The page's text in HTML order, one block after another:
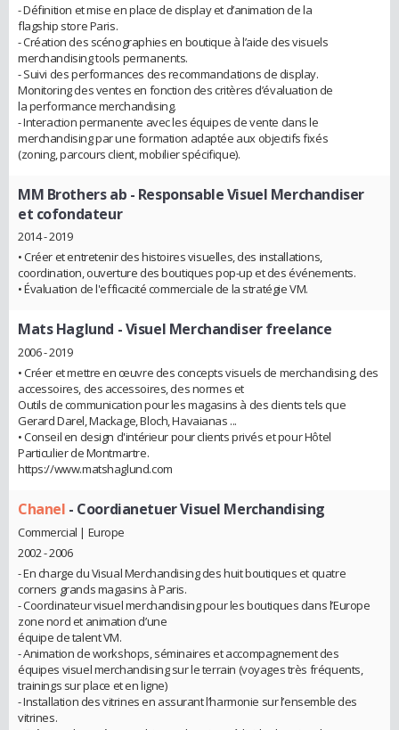
- Définition et mise en place de display et d’animation de la
flagship store Paris.
- Création des scénographies en boutique à l’aide des visuels
merchandising tools permanents.
- Suivi des performances des recommandations de display.
Monitoring des ventes en fonction des critères d’évaluation de
la performance merchandising.
- Interaction permanente avec les équipes de vente dans le
merchandising par une formation adaptée aux objectifs fixés
(zoning, parcours client, mobilier spécifique).
MM Brothers ab - Responsable Visuel Merchandiser
et cofondateur
2014 - 2019
• Créer et entretenir des histoires visuelles, des installations,
coordination, ouverture des boutiques pop-up et des événements.
• Évaluation de l'efficacité commerciale de la stratégie VM.
Mats Haglund - Visuel Merchandiser freelance
2006 - 2019
• Créer et mettre en œuvre des concepts visuels de merchandising, des
accessoires, des accessoires, des normes et
Outils de communication pour les magasins à des clients tels que
Gerard Darel, Mackage, Bloch, Havaianas ...
• Conseil en design d'intérieur pour clients privés et pour Hôtel
Particulier de Montmartre.
https://www.matshaglund.com
Chanel - Coordianetuer Visuel Merchandising
Commercial | Europe
2002 - 2006
- En charge du Visual Merchandising des huit boutiques et quatre
corners grands magasins à Paris.
- Coordinateur visuel merchandising pour les boutiques dans l’Europe
zone nord et animation d’une
équipe de talent VM.
- Animation de workshops, séminaires et accompagnement des
équipes visuel merchandising sur le terrain (voyages très fréquents,
trainings sur place et en ligne)
- Installation des vitrines en assurant l’harmonie sur l’ensemble des
vitrines.